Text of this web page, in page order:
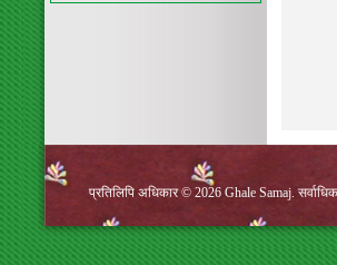
प्रतिलिपि अधिकार © 2026 Ghale Samaj.